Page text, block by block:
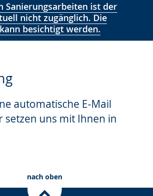
Sanierungsarbeiten ist der
nicht zugänglich. Die
besichtigt werden.
automatische E-Mail
setzen uns mit Ihnen in
nach oben